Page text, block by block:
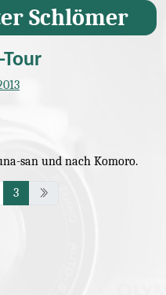
Schlömer
(Seite 3/3)
san und nach Komoro.
Seite
3(aktuelle Seite)